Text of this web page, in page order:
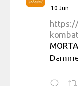
10 Jun